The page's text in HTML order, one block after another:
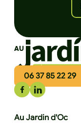
06 37 85 22 29
Au Jardin d'Oc